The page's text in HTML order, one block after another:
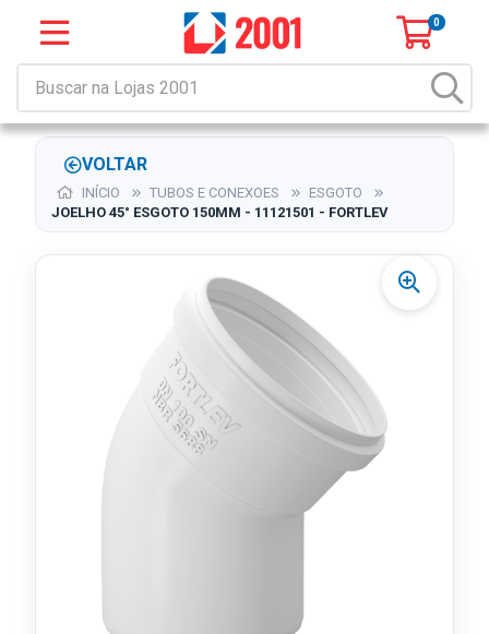
0
VOLTAR
INÍCIO TUBOS E CONEXOES
ESGOTO
JOELHO 45° ESGOTO 150MM - 11121501 - FORTLEV